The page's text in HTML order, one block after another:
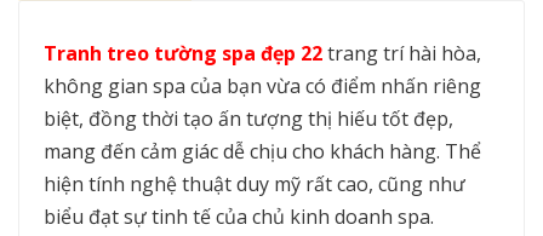
Tranh treo tường spa đẹp 22trang trí hài hòa,
không gian spa của bạn vừa có điểm nhấn riêng
biệt, đồng thời tạo ấn tượng thị hiếu tốt đẹp,
mang đến cảm giác dễ chịu cho khách hàng. Thể
hiện tính nghệ thuật duy mỹ rất cao, cũng như
biểu đạt sự tinh tế của chủ kinh doanh spa.